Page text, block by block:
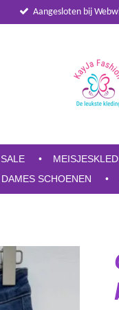
Aangesloten bij
SALE
DAMES SCHOENEN